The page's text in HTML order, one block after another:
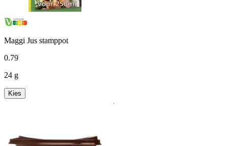
Maggi Jus stamppot
0.79
24 g
Kies